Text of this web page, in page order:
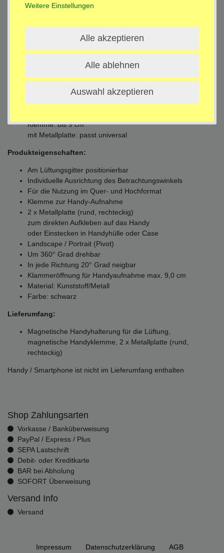
Mit magnetischer Klammer
360° Grad drehbar (Pivot)
20° Grad neigbar in alle Richtungen
Technische Daten:
Größe: 13 x 7 x 9 cm
Gewicht: 140 g
Klemme: bis 9 cm
mit Metallplatte: passt universal
Produkteigenschaften:
Am Lüftungsgitter positionierbar
Individuelle Ausrichtung des Betrachtungswinkels
Für die Nutzung im Quer- und Hochformat
Klemme zur Handy-Aufnahme
2 x Metallplatte (rund, rechteckig)
zum direkten Aufkleben auf das Handy
oder Einstecken in Handyhülle oder Case
Landscape / Portrait (Pivot)
Um 360° Grad drehbar
In jede Richtung 20° Grad neigbar
Klammeröffnung für Handyaufnahme max. 9,0 cm
Material: Kunststoff/Metall
Farbe: schwarz
Lieferumfang:
Magnetische Handyhalterung für die Lüftung,
magnetische Handyklemme, 2 x Metallplatte (rund,
rechteckig)
Handy / Smartphone ist nicht im Lieferumfang enthalten
Weitere Einstellungen
Alle akzeptieren
Alle ablehnen
Auswahl akzeptieren
Shop Zahlungsarten
Vorkasse / Banküberweisung
PayPal / Express / Plus
SEPA Lastschrift
Debit- oder Kreditkarte
BAR bei Abholung
SOFORT Überweisung
Versand Info
Versand
Impressum Daten­schutz­erklärung AGB